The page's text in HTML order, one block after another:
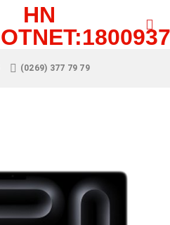
(0269) 377 79 79